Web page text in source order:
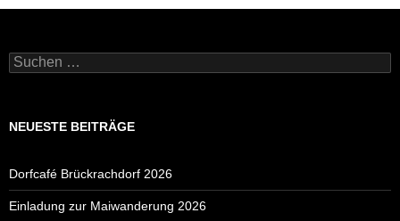
Suchen
nach:
NEUESTE BEITRÄGE
Dorfcafé Brückrachdorf 2026
Einladung zur Maiwanderung 2026